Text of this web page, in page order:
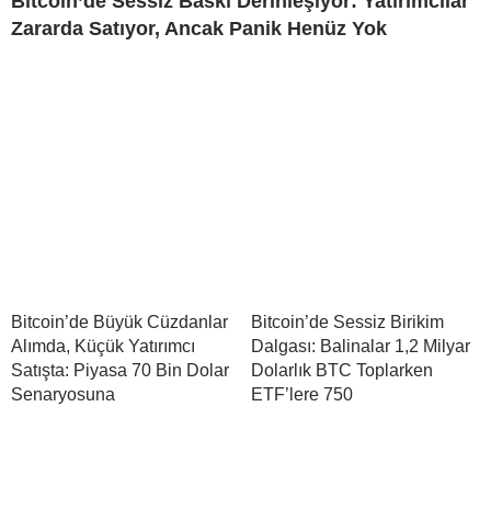
Zararda Satıyor, Ancak Panik Henüz Yok
Bitcoin’de Büyük Cüzdanlar
Alımda, Küçük Yatırımcı
Satışta: Piyasa 70 Bin Dolar
Senaryosuna
Bitcoin’de Sessiz Birikim
Dalgası: Balinalar 1,2 Milyar
Dolarlık BTC Toplarken
ETF’lere 750